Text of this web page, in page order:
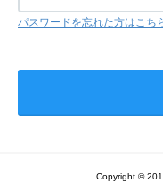
パスワードを忘れた方はこち
Copyright ©